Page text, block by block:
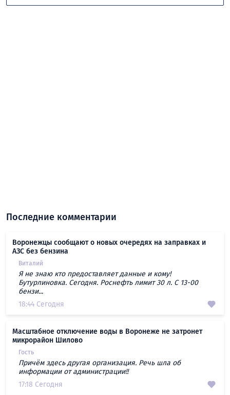
Последние комментарии
Воронежцы сообщают о новых очередях на заправках и
АЗС без бензина
Виталий
Я не знаю кто предоставляет данные и кому!
Бутурлиновка. Сегодня. Роснефть лимит 30 л. С 13-00
бензи...
18:44 Сегодня
Масштабное отключение воды в Воронеже не затронет
микрорайон Шилово
Гость
Причём здесь другая организация. Речь шла об
информации от администрации!!
17:18 Сегодня